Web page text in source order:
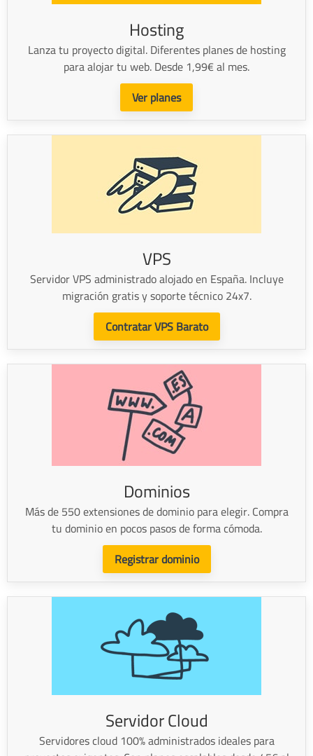
Hosting
Lanza tu proyecto digital. Diferentes planes de hosting
para alojar tu web. Desde 1,99€ al mes.
Ver planes
VPS
Servidor VPS administrado alojado en España. Incluye
migración gratis y soporte técnico 24x7.
Contratar VPS Barato
Dominios
Más de 550 extensiones de dominio para elegir. Compra
tu dominio en pocos pasos de forma cómoda.
Registrar dominio
Servidor Cloud
Servidores cloud 100% administrados ideales para